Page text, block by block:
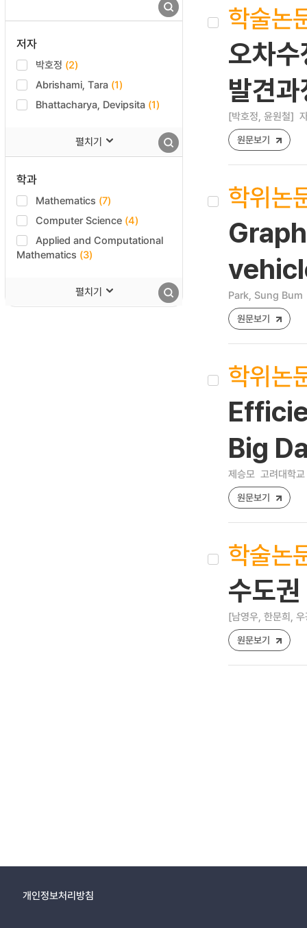
저자
박호정 (2)
Abrishami, Tara (1)
Bhattacharya, Devipsita (1)
펼치기
학과
Mathematics (7)
Computer Science (4)
Applied and Computational
Mathematics (3)
펼치기
학술논
오차
발견
[박호정, 윤원철]
원문보기
학위논
Park, Sung Bum
원문보기
학위논
Big
제승모 고려대학
원문보기
학술논
수도
[남영우, 한문희,
원문보기
개인정보처리방침